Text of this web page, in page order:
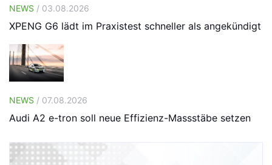
NEWS / 03.08.2026
XPENG G6 lädt im Praxistest schneller als angekündigt
NEWS / 07.08.2026
Audi A2 e-tron soll neue Effizienz-Massstäbe setzen